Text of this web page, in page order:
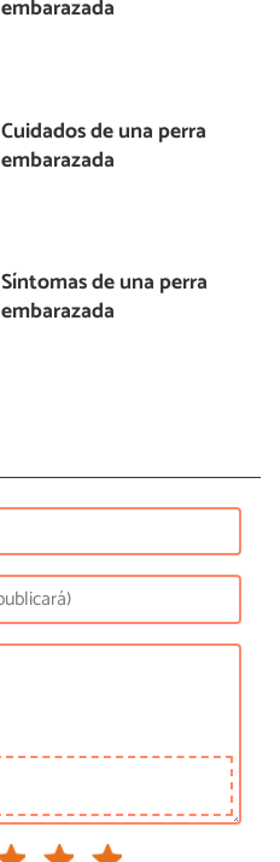
embarazada
Cuidados de una perra
embarazada
Síntomas de una perra
embarazada